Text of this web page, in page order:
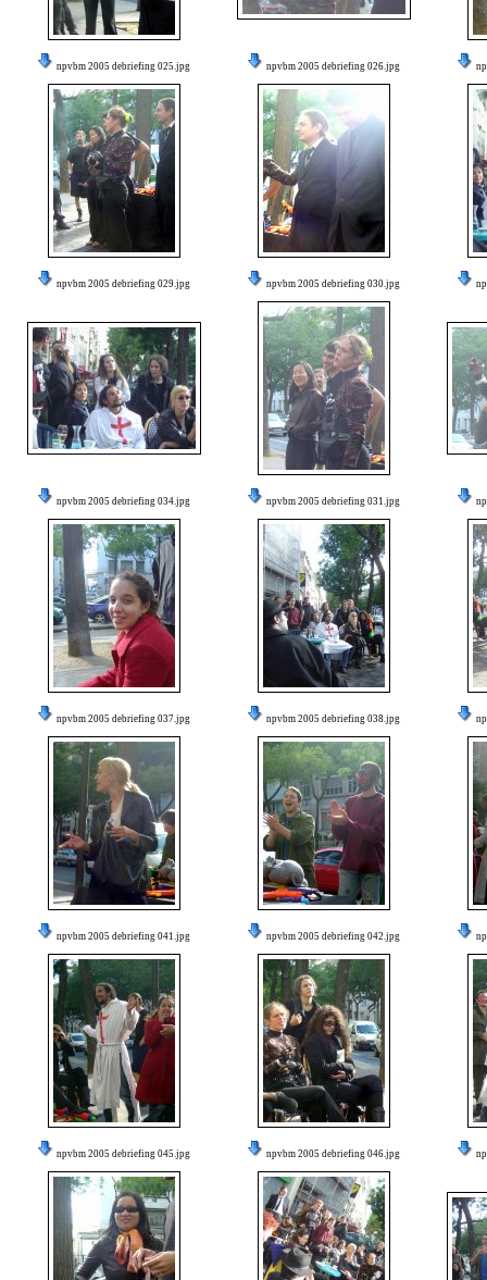
npvbm 2005 debriefing 025.jpg npvbm 2005 debriefing 026.jpg
npvbm 2005 debriefing 029.jpg npvbm 2005 debriefing 030.jpg
npvbm 2005 debriefing 034.jpg npvbm 2005 debriefing 031.jpg
npvbm 2005 debriefing 037.jpg npvbm 2005 debriefing 038.jpg
npvbm 2005 debriefing 041.jpg npvbm 2005 debriefing 042.jpg
npvbm 2005 debriefing 045.jpg npvbm 2005 debriefing 046.jpg